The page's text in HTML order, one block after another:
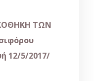
ΤΩΝ
12/5/2017/